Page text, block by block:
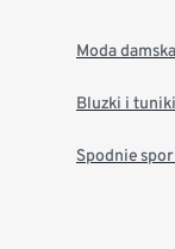
Moda damska
Bluzki i
Spodnie